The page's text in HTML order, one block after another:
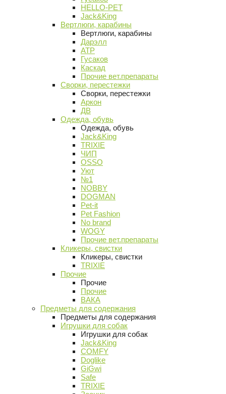
HELLO-PET
Jack&King
Вертлюги, карабины
Вертлюги, карабины
Дарэлл
АТР
Гусаков
Каскад
Прочие вет.препараты
Сворки, перестежки
Сворки, перестежки
Аркон
ДВ
Одежда, обувь
Одежда, обувь
Jack&King
TRIXIE
ЧИП
OSSO
Уют
№1
NOBBY
DOGMAN
Pet-it
Pet Fashion
No brand
WOGY
Прочие вет.препараты
Кликеры, свистки
Кликеры, свистки
TRIXIE
Прочие
Прочие
Прочие
ВАКА
Предметы для содержания
Предметы для содержания
Игрушки для собак
Игрушки для собак
Jack&King
COMFY
Doglike
GiGwi
Safe
TRIXIE